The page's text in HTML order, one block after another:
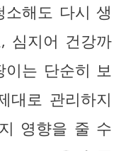
해도 다시 생
심지어 건강까
는 단순히 보
대로 관리하지
영향을 줄 수